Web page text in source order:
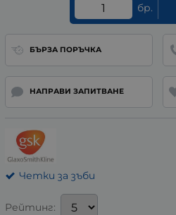
бр.
БЪРЗА ПОРЪЧКА
НАПРАВИ ЗАПИТВАНЕ
Четки за зъби
Рейтинг: